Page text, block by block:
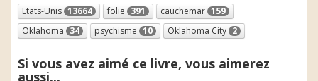
Etats-Unis 13664 folie 391 cauchemar 159
Oklahoma 34 psychisme 10 Oklahoma City 2
Si vous avez aimé ce livre, vous aimerez
aussi...